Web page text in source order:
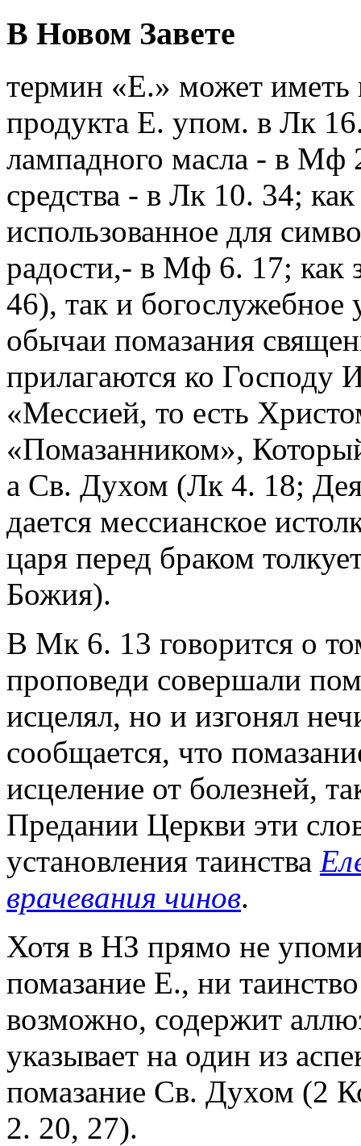
В Новом Завете
термин «Е.» может иметь
продукта Е. упом. в Лк
лампадного масла - в Мф
средства - в Лк 10. 34;
использованное для
радости,- в Мф 6. 17; как
46), так и богослужебное
обычаи помазания
прилагаются ко Господу
«Мессией, то есть
«Помазанником»,
а Св. Духом (Лк 4. 18;
дается мессианское
царя перед браком
Божия).
В Мк 6. 13 говорится о
проповеди совершали
исцелял, но и изгонял
сообщается, что
исцеление от болезней,
Предании Церкви эти
установления таинства
врачевания чинов.
Хотя в НЗ прямо не
помазание Е., ни
возможно, содержит
указывает на один из
помазание Св. Духом (2
2. 20, 27).